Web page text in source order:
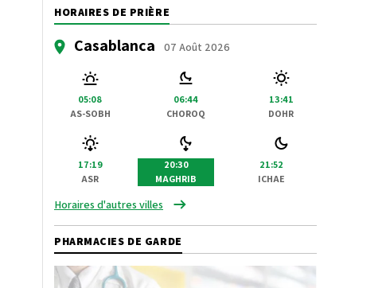
HORAIRES DE PRIÈRE
Casablanca 07 Août 2026
05:08
AS-SOBH
06:44
CHOROQ
13:41
DOHR
17:19
ASR
20:30
MAGHRIB
21:52
ICHAE
Horaires d'autres villes
PHARMACIES DE GARDE